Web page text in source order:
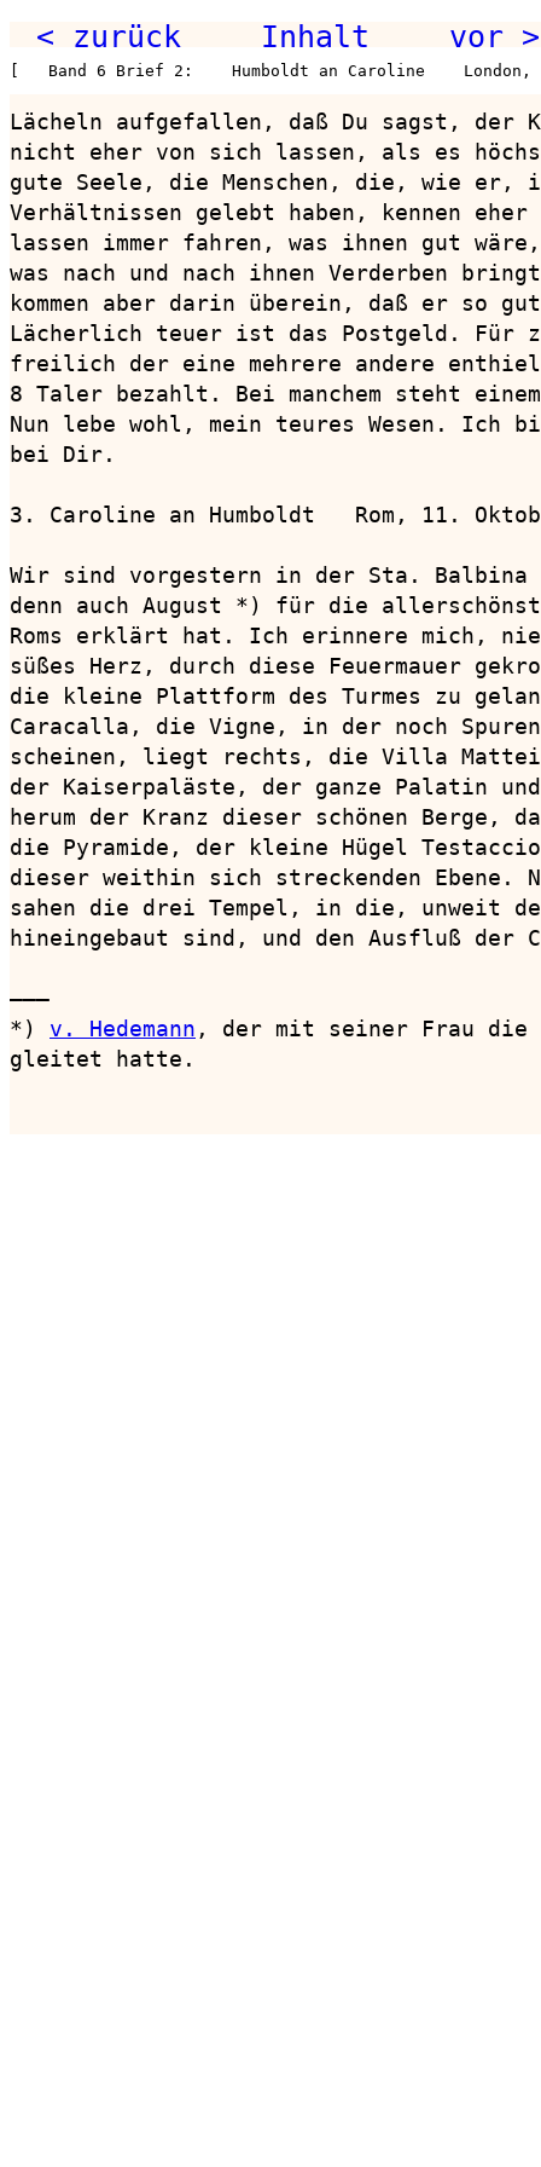
< zurück Inhalt vor >
[   Band 6 Brief 2:    Humboldt an Caroline    London,
Lächeln aufgefallen, daß Du sagst, der
nicht eher von sich lassen, als es
gute Seele, die Menschen, die, wie er,
Verhältnissen gelebt haben, kennen
lassen immer fahren, was ihnen gut
was nach und nach ihnen Verderben
kommen aber darin überein, daß er so
Lächerlich teuer ist das Postgeld. Für
freilich der eine mehrere andere
8 Taler bezahlt. Bei manchem steht
Nun lebe wohl, mein teures Wesen. Ich
bei Dir.
3. Caroline an Humboldt   Rom, 11.
Wir sind vorgestern in der Sta. Balbina
denn auch August *) für die
Roms erklärt hat. Ich erinnere mich,
süßes Herz, durch diese Feuermauer
die kleine Plattform des Turmes zu
Caracalla, die Vigne, in der noch
scheinen, liegt rechts, die Villa
der Kaiserpaläste, der ganze Palatin
herum der Kranz dieser schönen
die Pyramide, der kleine Hügel
dieser weithin sich streckenden Ebene.
sahen die drei Tempel, in die, unweit
hineingebaut sind, und den Ausfluß der
———
*) v. Hedemann , der mit seiner Frau die
gleitet hatte.